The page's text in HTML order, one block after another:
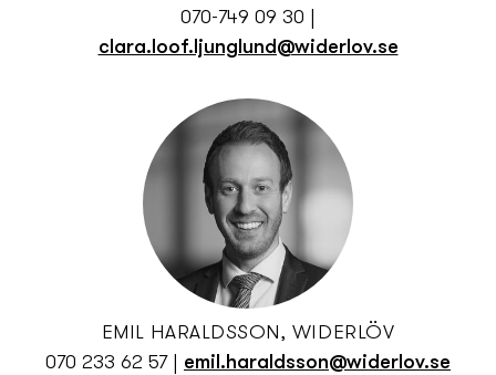
070-749 09 30
clara.loof.ljunglund@widerlov.se
EMIL HARALDSSON, WIDERLÖV
070 233 62 57| emil.haraldsson@widerlov.se